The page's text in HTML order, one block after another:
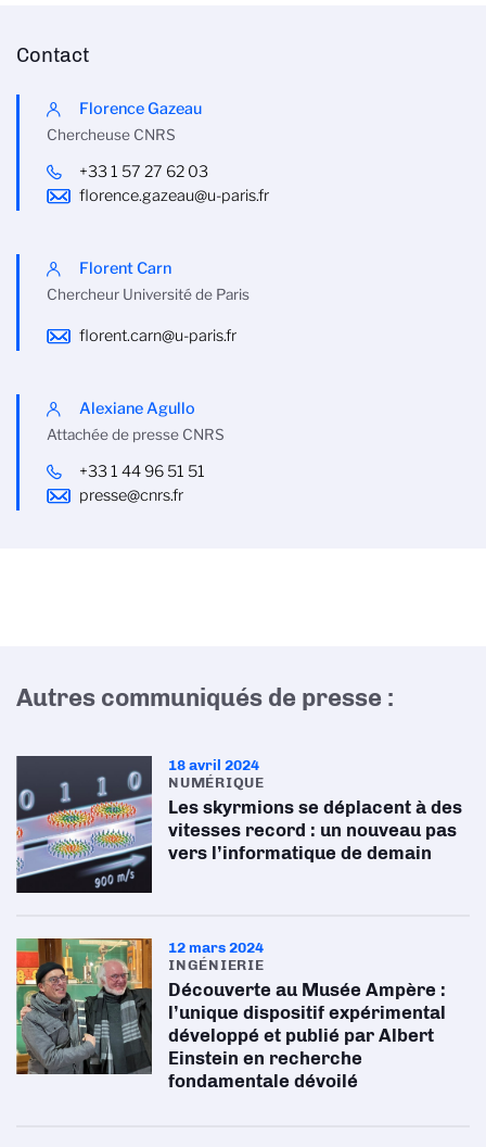
Contact
Florence Gazeau
Chercheuse CNRS
+33 1 57 27 62 03
florence.gazeau@u-paris.fr
Florent Carn
Chercheur Université de Paris
florent.carn@u-paris.fr
Alexiane Agullo
Attachée de presse CNRS
+33 1 44 96 51 51
presse@cnrs.fr
Autres communiqués de presse :
18 avril 2024
NUMÉRIQUE
Les skyrmions se déplacent à des
vitesses record : un nouveau pas
vers l’informatique de demain
12 mars 2024
INGÉNIERIE
Découverte au Musée Ampère :
l’unique dispositif expérimental
développé et publié par Albert
Einstein en recherche
fondamentale dévoilé